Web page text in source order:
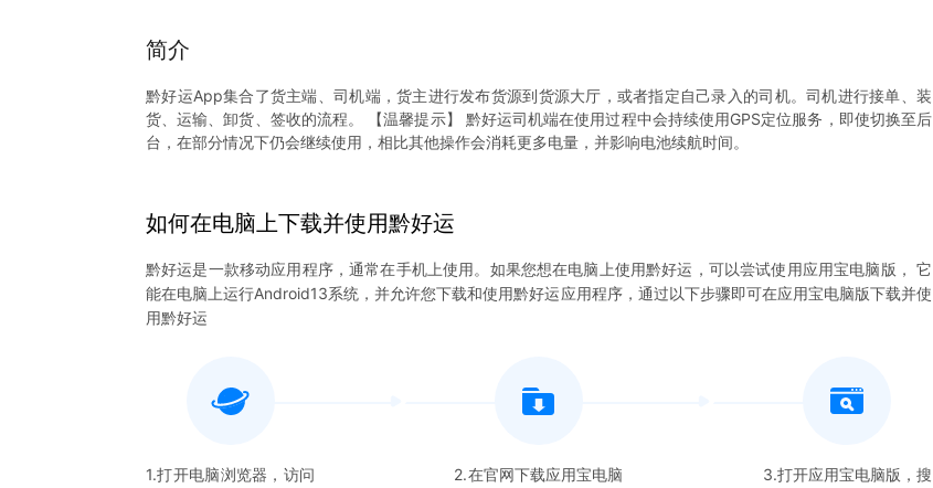
简介
黔好运App集合了货主端、司机端，货主进行发布货源到货源大厅，或者指定自己录入的司机。司机进行接单、装
货、运输、卸货、签收的流程。 【温馨提示】 黔好运司机端在使用过程中会持续使用GPS定位服务，即使切换至后
台，在部分情况下仍会继续使用，相比其他操作会消耗更多电量，并影响电池续航时间。
如何在电脑上下载并使用黔好运
黔好运是一款移动应用程序，通常在手机上使用。如果您想在电脑上使用黔好运 ，可以尝试使用应用宝电脑版， 它
能在电脑上运行Android13系统，并允许您下载和使用黔好运应用程序，通过以下步骤即可在应用宝电脑版下载并使
用黔好运
1.打开电脑浏览器，访问
2.在官网下载应用宝电脑
3.打开应用宝电脑版，搜